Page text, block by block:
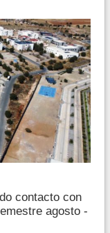
contacto con
agosto -